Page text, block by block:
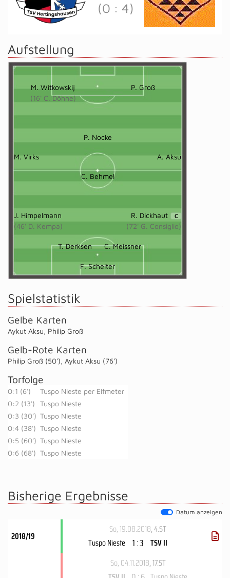
(0 : 4)
Aufstellung
M. Witkowskij
(16' C. Döhne)
P. Groß
P. Nocke
M. Virks A. Aksu
C. Behmel
J. Himpelmann
(46' D. Kempa)
R. Dickhaut C
(72' G. Consiglio)
T. Derksen C. Meissner
F. Scheiter
Spielstatistik
Gelbe Karten
Aykut Aksu, Philip Groß
Gelb-Rote Karten
Philip Groß (50'), Aykut Aksu (76')
Torfolge
0:1 (6')
Tuspo Nieste per Elfmeter
0:2 (13')
Tuspo Nieste
0:3 (30') Tuspo Nieste
0:4 (38') Tuspo Nieste
0:5 (60') Tuspo Nieste
0:6 (68') Tuspo Nieste
Bisherige Ergebnisse
Datum anzeigen
2018/19
So, 19.08.2018, 4.ST
Tuspo Nieste 1 : 3 TSV II
So, 04.11.2018, 17.ST